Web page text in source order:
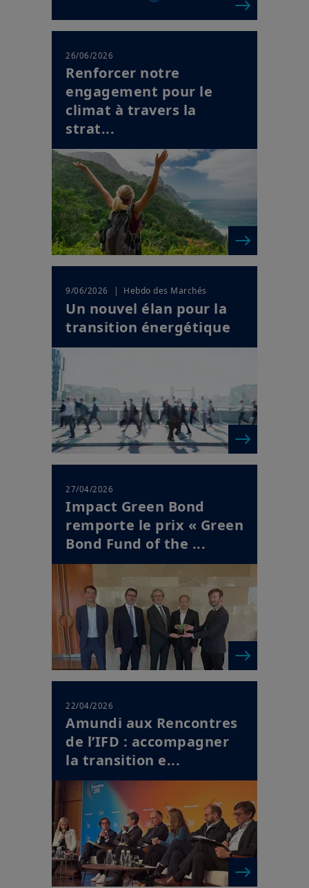
26/06/2026
Renforcer notre
engagement pour le
climat à travers la
strat...
9/06/2026 | Hebdo des Marchés
Un nouvel élan pour la
transition énergétique
27/04/2026
Impact Green Bond
remporte le prix « Green
Bond Fund of the ...
22/04/2026
Amundi aux Rencontres
de l’IFD : accompagner
la transition e...